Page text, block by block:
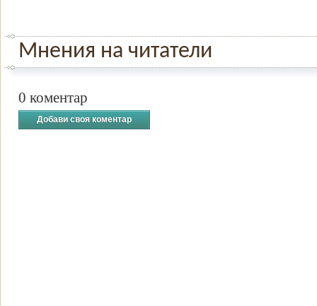
Мнения на читатели
0 коментар
Добави своя коментар